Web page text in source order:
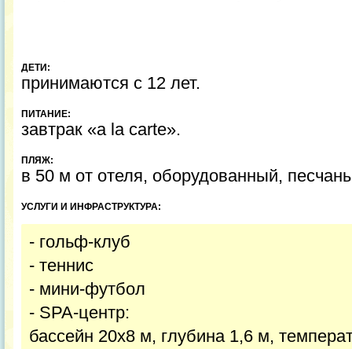
ДЕТИ:
принимаются с 12 лет.
ПИТАНИЕ:
завтрак «a la carte».
ПЛЯЖ:
в 50 м от отеля, оборудованный,
УСЛУГИ И ИНФРАСТРУКТУРА:
- гольф-клуб
- теннис
- мини-футбол
- SPA-центр:
бассейн 20х8 м, глубина 1,6 м,